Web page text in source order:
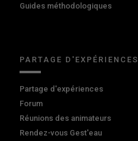
Guides méthodologiques
PARTAGE D'EXPÉRIENCES
Partage d'expériences
Forum
Réunions des animateurs
Rendez-vous Gest'eau